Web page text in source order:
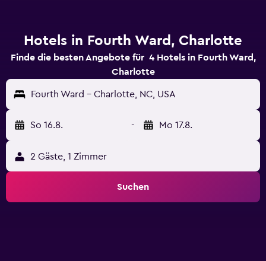
Hotels in Fourth Ward, Charlotte
Finde die besten Angebote für 4 Hotels in Fourth Ward,
Charlotte
Fourth Ward - Charlotte, NC, USA
So 16.8. - Mo 17.8.
2 Gäste, 1 Zimmer
Suchen